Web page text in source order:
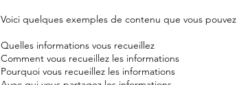
Voici quelques exemples de contenu que vous
Quelles informations vous recueillez
Comment vous recueillez les informations
Pourquoi vous recueillez les informations